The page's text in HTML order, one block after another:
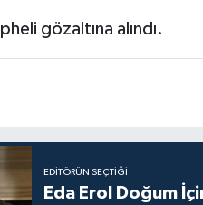
gözaltına alındı.
EDITÖRÜN SEÇTIĞI
Eda Erol Doğum